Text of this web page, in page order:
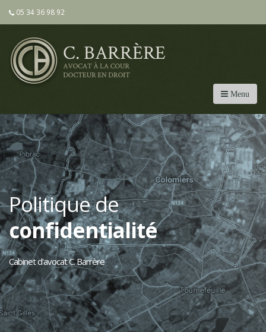
05 34 36 98 92
Menu
Politique de
confidentialité
Cabinet d'avocat C. Barrère